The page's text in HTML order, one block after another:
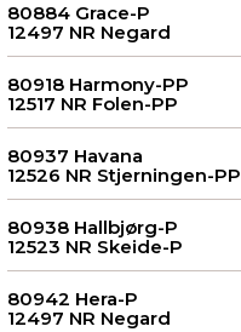
80884 Grace-P
12497 NR Negard
80918 Harmony-PP
12517 NR Folen-PP
80937 Havana
12526 NR Stjerningen-PP
80938 Hallbjørg-P
12523 NR Skeide-P
80942 Hera-P
12497 NR Negard